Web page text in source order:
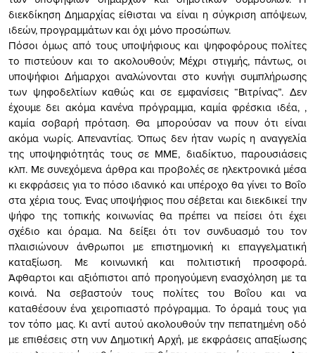
διεκδίκηση Δημαρχίας είθισται να είναι η σύγκριση απόψεων,
ιδεών, προγραμμάτων και όχι μόνο προσώπων.
Πόσοι όμως από τους υποψήφιους και ψηφοφόρους πολίτες
το πιστεύουν και το ακολουθούν; Μέχρι στιγμής, πάντως, οι
υποψήφιοι Δήμαρχοι αναλώνονται στο κυνήγι συμπλήρωσης
των ψηφοδελτίων καθώς και σε εμφανίσεις “Βιτρίνας”. Δεν
έχουμε δει ακόμα κανένα πρόγραμμα, καμία φρέσκια ιδέα, ,
καμία σοβαρή πρόταση. Θα μπορούσαν να πουν ότι είναι
ακόμα νωρίς. Απεναντίας. Όπως δεν ήταν νωρίς η αναγγελία
της υποψηφιότητάς τους σε ΜΜΕ, διαδίκτυο, παρουσιάσεις
κλπ. Με συνεχόμενα άρθρα και προβολές σε ηλεκτρονικά μέσα
κι εκφράσεις για το πόσο ιδανικό και υπέροχο θα γίνει το Βοΐο
στα χέρια τους. Ένας υποψήφιος που σέβεται και διεκδικεί την
ψήφο της τοπικής κοινωνίας θα πρέπει να πείσει ότι έχει
σχέδιο και όραμα. Να δείξει ότι τον συνδυασμό του τον
πλαισιώνουν άνθρωποι με επιστημονική κι επαγγελματική
καταξίωση. Με κοινωνική και πολιτιστική προσφορά.
Άφθαρτοι και αξιόπιστοι από προηγούμενη ενασχόληση με τα
κοινά. Να σεβαστούν τους πολίτες του Βοΐου και να
καταθέσουν ένα χειροπιαστό πρόγραμμα. Το όραμά τους για
τον τόπο μας. Κι αντί αυτού ακολουθούν την πεπατημένη οδό
με επιθέσεις στη νυν Δημοτική Αρχή, με εκφράσεις απαξίωσης